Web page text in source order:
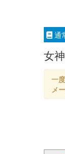
通
女
一
メ